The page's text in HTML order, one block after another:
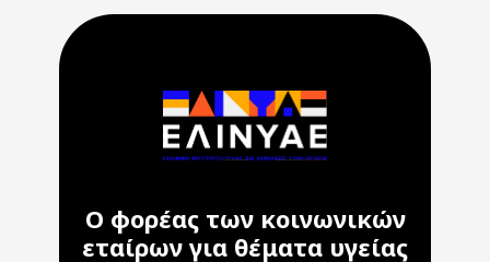
Ο φορέας των κοινωνικών
εταίρων για θέματα υγείας